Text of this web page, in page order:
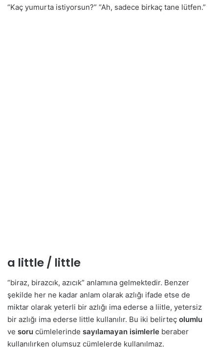
“Kaç yumurta istiyorsun?” “Ah, sadece birkaç tane lütfen.”
a little / little
“biraz, birazcık, azıcık” anlamına gelmektedir. Benzer
şekilde her ne kadar anlam olarak azlığı ifade etse de
miktar olarak yeterli bir azlığı ima ederse a liitle, yetersiz
bir azlığı ima ederse little kullanılır. Bu iki belirteç olumlu
ve soru cümlelerinde sayılamayan isimlerle beraber
kullanılırken olumsuz cümlelerde kullanılmaz.